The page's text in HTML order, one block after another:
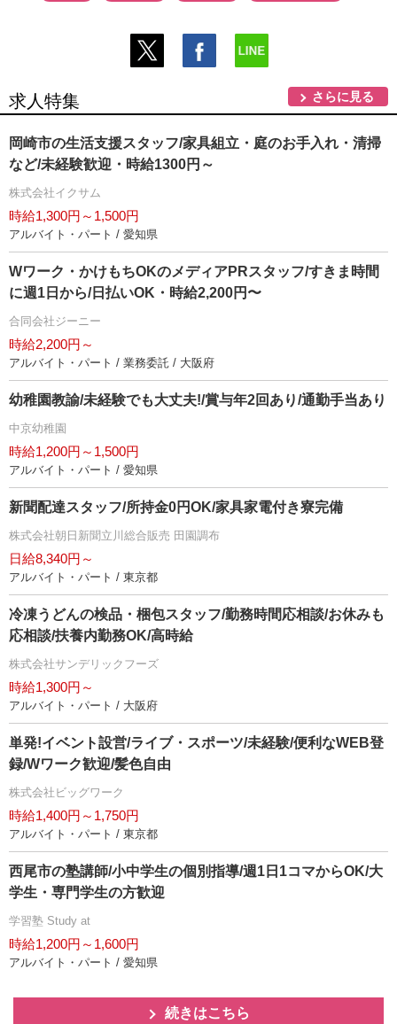
求人特集 さらに見る
岡崎市の生活支援スタッフ/家具組立・庭のお手入れ・清掃
など/未経験歓迎・時給1300円～
株式会社イクサム
時給1,300円～1,500円
アルバイト・パート / 愛知県
Wワーク・かけもちOKのメディアPRスタッフ/すきま時間
に週1日から/日払いOK・時給2,200円〜
合同会社ジーニー
時給2,200円～
アルバイト・パート / 業務委託 / 大阪府
幼稚園教諭/未経験でも大丈夫!/賞与年2回あり/通勤手当あり
中京幼稚園
時給1,200円～1,500円
アルバイト・パート / 愛知県
新聞配達スタッフ/所持金0円OK/家具家電付き寮完備
株式会社朝日新聞立川総合販売 田園調布
日給8,340円～
アルバイト・パート / 東京都
冷凍うどんの検品・梱包スタッフ/勤務時間応相談/お休みも
応相談/扶養内勤務OK/高時給
株式会社サンデリックフーズ
時給1,300円～
アルバイト・パート / 大阪府
単発!イベント設営/ライブ・スポーツ/未経験/便利なWEB登
録/Wワーク歓迎/髪色自由
株式会社ビッグワーク
時給1,400円～1,750円
アルバイト・パート / 東京都
西尾市の塾講師/小中学生の個別指導/週1日1コマからOK/大
学生・専門学生の方歓迎
学習塾 Study at
時給1,200円～1,600円
アルバイト・パート / 愛知県
続きはこちら